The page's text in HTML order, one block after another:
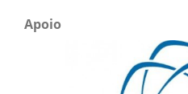
Apoio